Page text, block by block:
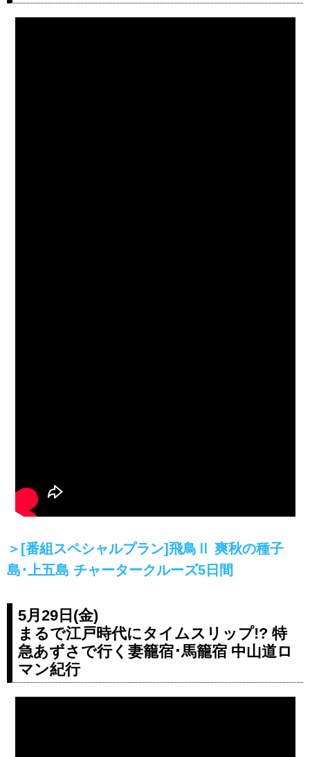
＞[番組スペシャルプラン]飛鳥Ⅱ 爽秋の種子
島･上五島 チャータークルーズ5日間
5月29日(金)
まるで江戸時代にタイムスリップ!? 特
急あずさで行く妻籠宿･馬籠宿 中山道ロ
マン紀行